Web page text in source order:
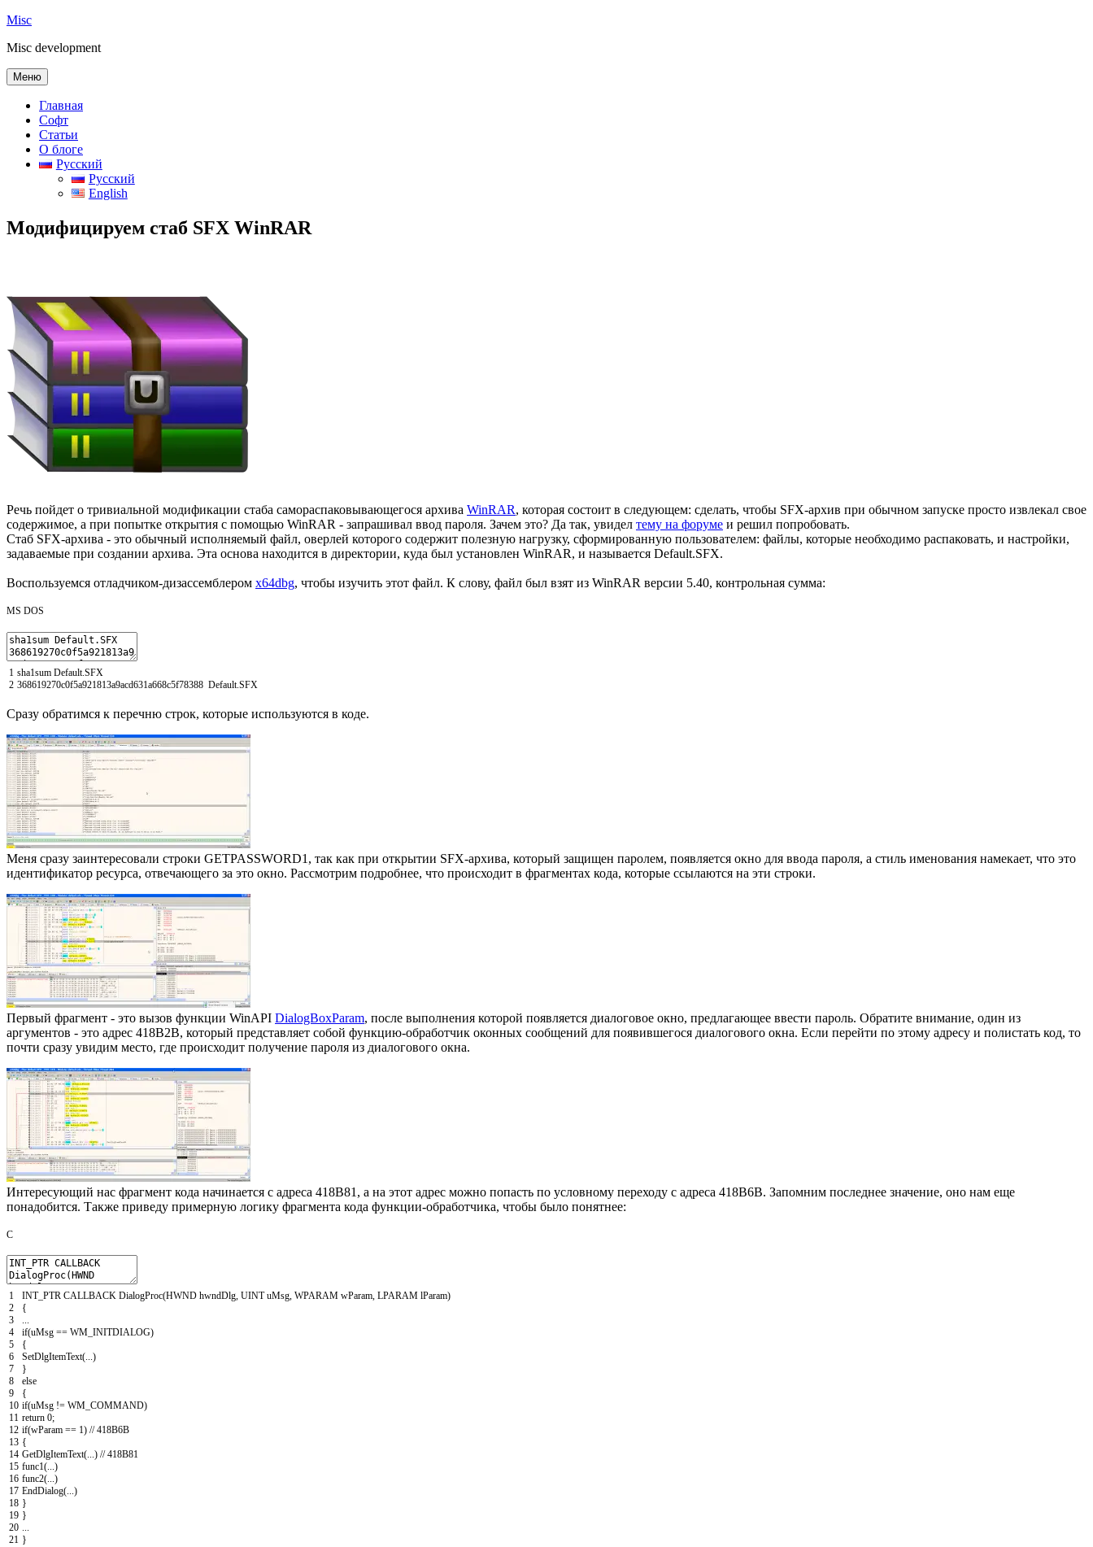
Перейти
содержимому
Misc
Misc development
Меню
Главная
Софт
Статьи
О блоге
Русский
Русский
English
Модифицируем стаб SFX WinRAR
Речь пойдет о тривиальной модификации стаба самораспаковывающегося архива WinRAR, которая состоит в следующем: сделать, чтобы SFX-архив при обычном запуске просто извлекал свое
содержимое, а при попытке открытия с помощью WinRAR - запрашивал ввод пароля. Зачем это? Да так, увидел тему на форуме и решил попробовать.
Стаб SFX-архива - это обычный исполняемый файл, оверлей которого содержит полезную нагрузку, сформированную пользователем: файлы, которые необходимо распаковать, и настройки,
задаваемые при создании архива. Эта основа находится в директории, куда был установлен WinRAR, и называется Default.SFX.
Воспользуемся отладчиком-дизассемблером x64dbg, чтобы изучить этот файл. К слову, файл был взят из WinRAR версии 5.40, контрольная сумма:
MS DOS
1
2
sha1sum Default SFX
368619270c0f5a921813a9acd631a668c5f78388 Default SFX
Сразу обратимся к перечню строк, которые используются в коде.
Меня сразу заинтересовали строки GETPASSWORD1, так как при открытии SFX-архива, который защищен паролем, появляется окно для ввода пароля, а стиль именования намекает, что это
идентификатор ресурса, отвечающего за это окно. Рассмотрим подробнее, что происходит в фрагментах кода, которые ссылаются на эти строки.
Первый фрагмент - это вызов функции WinAPI DialogBoxParam, после выполнения которой появляется диалоговое окно, предлагающее ввести пароль. Обратите внимание, один из
аргументов - это адрес 418B2B, который представляет собой функцию-обработчик оконных сообщений для появившегося диалогового окна. Если перейти по этому адресу и полистать код, то
почти сразу увидим место, где происходит получение пароля из диалогового окна.
Интересующий нас фрагмент кода начинается с адреса 418B81, а на этот адрес можно попасть по условному переходу с адреса 418B6B. Запомним последнее значение, оно нам еще
понадобится. Также приведу примерную логику фрагмента кода функции-обработчика, чтобы было понятнее:
C
1
2
3
4
5
6
7
8
9
10
11
12
13
14
15
16
17
18
19
20
21
INT_PTR CALLBACK DialogProc(HWND hwndDlg, UINTuMsg, WPARAM wParam, LPARAM lParam)
{
...
if(uMsg == WM_INITDIALOG)
{
SetDlgItemText(...)
}
else
{
if(uMsg != WM_COMMAND)
return 0;
if(wParam == 1) // 418B6B
{
GetDlgItemText(...) // 418B81
func1(...)
func2(...)
EndDialog(...)
}
}
...
}